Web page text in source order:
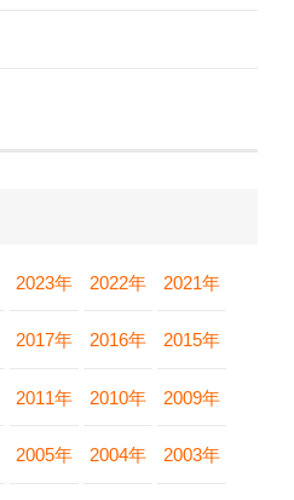
2023年 2022年 2021年
2017年 2016年 2015年
2011年 2010年 2009年
2005年 2004年 2003年